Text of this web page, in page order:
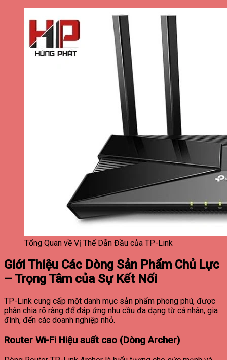
Tổng Quan về Vị Thế Dẫn Đầu của TP-Link
Giới Thiệu Các Dòng Sản Phẩm Chủ Lực
– Trọng Tâm của Sự Kết Nối
TP-Link cung cấp một danh mục sản phẩm phong phú, được
phân chia rõ ràng để đáp ứng nhu cầu đa dạng từ cá nhân, gia
đình, đến các doanh nghiệp nhỏ.
Router Wi-Fi Hiệu suất cao (Dòng Archer)